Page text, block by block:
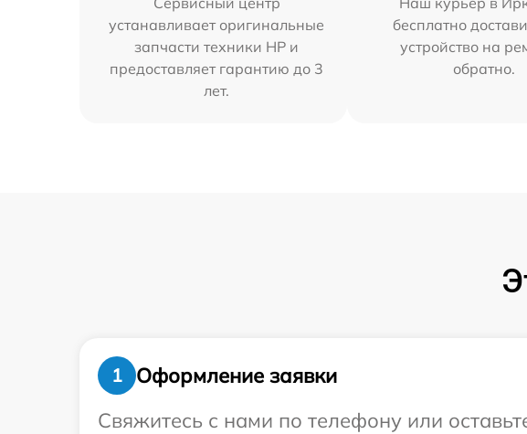
устанавливает оригинальные
запчасти техники HP и
предоставляет гарантию до 3
лет.
бесплатно
устройство на
обратно.
1
Оформление заявки
Свяжитесь с нами по телефону или